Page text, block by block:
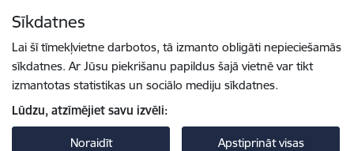
Sīkdatnes
Lai šī tīmekļvietne darbotos, tā izmanto obligāti nepieciešamās
sīkdatnes. Ar Jūsu piekrišanu papildus šajā vietnē var tikt
izmantotas statistikas un sociālo mediju sīkdatnes.
Lūdzu, atzīmējiet savu izvēli:
Noraidīt Apstiprināt visas